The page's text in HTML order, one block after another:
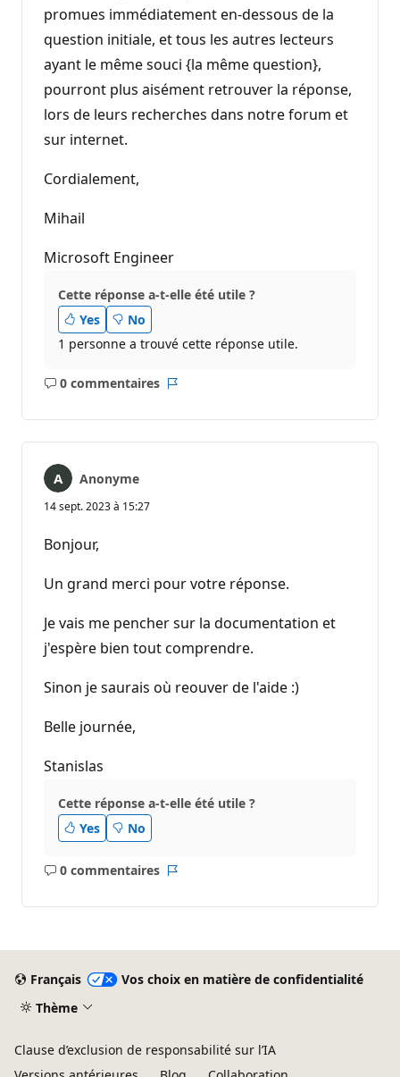
promues immédiatement en-dessous de la
question initiale, et tous les autres lecteurs
ayant le même souci {la même question},
pourront plus aisément retrouver la réponse,
lors de leurs recherches dans notre forum et
sur internet.
Cordialement,
Mihail
Microsoft Engineer
Cette réponse a-t-elle été utile ?
Yes
No
1 personne a trouvé cette réponse utile.
0 commentaires
Aucun
Anonyme
14 sept. 2023 à 15:27
Bonjour,
Un grand merci pour votre réponse.
Je vais me pencher sur la documentation et
j'espère bien tout comprendre.
Sinon je saurais où reouver de l'aide :)
Belle journée,
Stanislas
Cette réponse a-t-elle été utile ?
Yes
No
0 commentaires
Aucun
Français
Vos choix en matière de confidentialité
Thème
Clause d’exclusion de responsabilité sur l’IA